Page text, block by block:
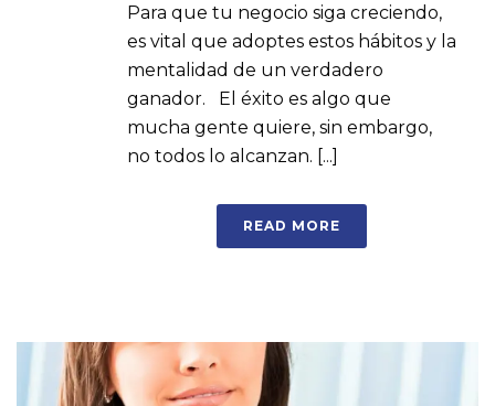
Para que tu negocio siga creciendo,
es vital que adoptes estos hábitos y la
mentalidad de un verdadero
ganador. El éxito es algo que
mucha gente quiere, sin embargo,
no todos lo alcanzan. [...]
READ MORE